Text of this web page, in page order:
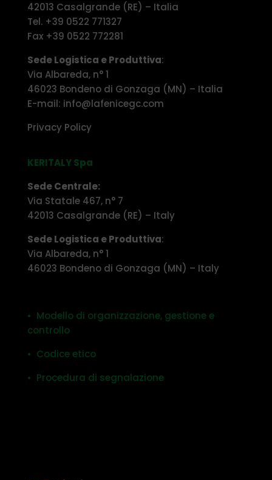
42013 Casalgrande (RE) – Italia
Tel. +39 0522 771327
Fax +39 0522 772281
Sede Logistica e Produttiva:
Via Albareda, n° 1
46023 Bondeno di Gonzaga (MN) – Italia
E-mail: info@lafenicegc.com
Privacy Policy
KERITALY Spa
Sede Centrale:
Via Statale 467, n° 7
42013 Casalgrande (RE) – Italy
Sede Logistica e Produttiva:
Via Albareda, n° 1
46023 Bondeno di Gonzaga (MN) – Italy
• Modello di organizzazione, gestione e
controllo
• Codice etico
• Procedura di segnalazione